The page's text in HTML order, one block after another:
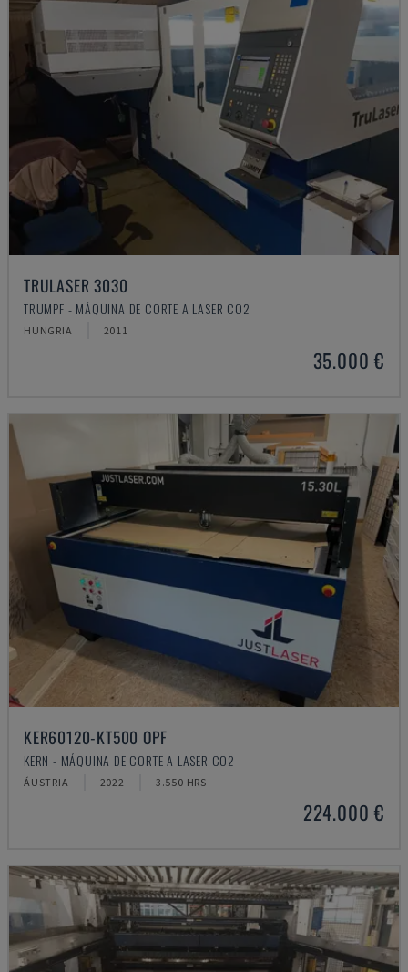
TRULASER 3030
TRUMPF - MÁQUINA DE CORTE A LASER CO2
HUNGRIA 2011
35.000 €
KER60120-KT500 OPF
KERN - MÁQUINA DE CORTE A LASER CO2
ÁUSTRIA 2022 3.550 HRS
224.000 €